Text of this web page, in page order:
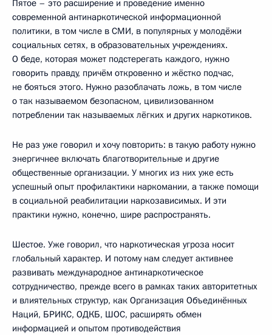
Пятое – это расширение и проведение именно
современной антинаркотической информационной
политики, в том числе в СМИ, в популярных у молодёжи
социальных сетях, в образовательных учреждениях.
О беде, которая может подстерегать каждого, нужно
говорить правду, причём откровенно и жёстко подчас,
не бояться этого. Нужно разоблачать ложь, в том числе
о так называемом безопасном, цивилизованном
потреблении так называемых лёгких и других наркотиков.
Не раз уже говорил и хочу повторить: в такую работу нужно
энергичнее включать благотворительные и другие
общественные организации. У многих из них уже есть
успешный опыт профилактики наркомании, а также помощи
в социальной реабилитации наркозависимых. И эти
практики нужно, конечно, шире распространять.
Шестое. Уже говорил, что наркотическая угроза носит
глобальный характер. И потому нам следует активнее
развивать международное антинаркотическое
сотрудничество, прежде всего в рамках таких авторитетных
и влиятельных структур, как Организация Объединённых
Наций, БРИКС, ОДКБ, ШОС, расширять обмен
информацией и опытом противодействия